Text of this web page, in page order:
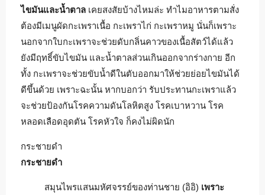
ไขมันและน้ำตาล เคยสงสัยบ้างไหมล่ะ ทำไมอาหารตามสั่ง
ต้องมีเมนูผัดกะเพราเนื้อ กะเพราไก่ กะเพราหมู นั่นก็เพราะ
นอกจากใบกะเพราจะช่วยดับกลิ่นคาวของเนื้อสัตว์ได้แล้ว
ยังมีฤทธิ์ขับไขมัน และน้ำตาลส่วนเกินออกจากร่างกาย อีก
ทั้ง กะเพราจะช่วยขับน้ำดีในตับออกมาให้ช่วยย่อยไขมันได้
ดีขึ้นด้วย เพราะฉะนั้น หากบอกว่า รับประทานกะเพราแล้ว
จะช่วยป้องกันโรคความดันโลหิตสูง โรคเบาหวาน โรค
หลอดเลือดอุดตัน โรคหัวใจ ก็คงไม่ผิดนัก
กระชายดำ
กระชายดำ
สมุนไพรแสนมหัศจรรย์ของท่านชาย (อิอิ) เพราะ